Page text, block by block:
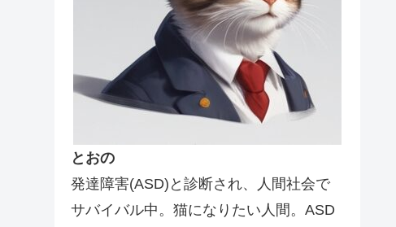
とおの
発達障害(ASD)と診断され、人間社会で
サバイバル中。猫になりたい人間。ASD